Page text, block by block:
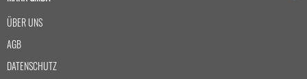
ÜBER UNS
AGB
DATENSCHUTZ